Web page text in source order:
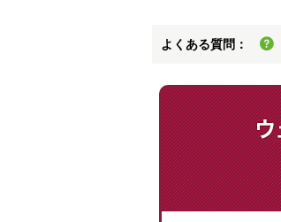
よくある質問：